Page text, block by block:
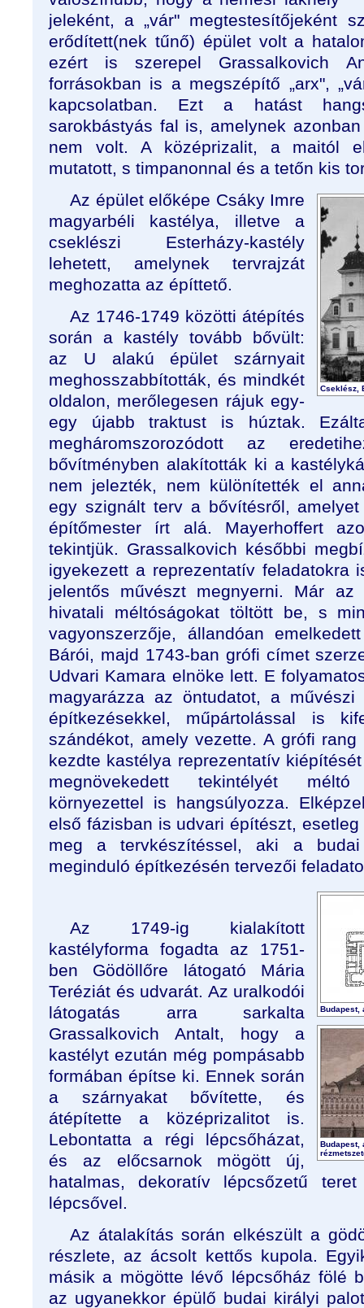
jeleként, a „vár" megtestesítőjeként
erődített(nek tűnő) épület volt a
ezért is szerepel Grassalkovich
forrásokban is a megszépítő „arx",
kapcsolatban. Ezt a hatást
sarokbástyás fal is, amelynek
nem volt. A középrizalit, a maitól
mutatott, s timpanonnal és a tetőn kis
Cseklész,
Az épület előképe Csáky Imre
magyarbéli kastélya, illetve a
cseklészi Esterházy-kastély
lehetett, amelynek tervrajzát
meghozatta az építtető.
Az 1746-1749 közötti átépítés
során a kastély tovább bővült:
az U alakú épület szárnyait
meghosszabbították, és mindkét
oldalon, merőlegesen rájuk egy-
egy újabb traktust is húztak.
megháromszorozódott az
bővítményben alakították ki a
nem jelezték, nem különítették el
egy szignált terv a bővítésről,
építőmester írt alá. Mayerhoffert
tekintjük. Grassalkovich későbbi
igyekezett a reprezentatív feladatokra
jelentős művészt megnyerni. Már az
hivatali méltóságokat töltött be, s
vagyonszerzője, állandóan
Bárói, majd 1743-ban grófi címet
Udvari Kamara elnöke lett. E
magyarázza az öntudatot, a
építkezésekkel, műpártolással is
szándékot, amely vezette. A grófi
kezdte kastélya reprezentatív
megnövekedett tekintélyét
környezettel is hangsúlyozza.
első fázisban is udvari építészt,
meg a tervkészítéssel, aki a
meginduló építkezésén tervezői
Budapest,
Budapest,
Az 1749-ig kialakított
kastélyforma fogadta az 1751-
ben Gödöllőre látogató Mária
Teréziát és udvarát. Az uralkodói
látogatás arra sarkalta
Grassalkovich Antalt, hogy a
kastélyt ezután még pompásabb
formában építse ki. Ennek során
a szárnyakat bővítette, és
átépítette a középrizalitot is.
Lebontatta a régi lépcsőházat,
és az előcsarnok mögött új,
hatalmas, dekoratív lépcsőzetű
lépcsővel.
Az átalakítás során elkészült a
részlete, az ácsolt kettős kupola.
másik a mögötte lévő lépcsőház fölé
az ugyanekkor épülő budai királyi